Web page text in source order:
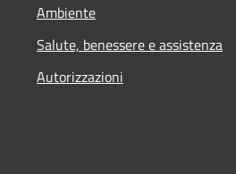
Ambiente
Salute, benessere e assistenza
Autorizzazioni